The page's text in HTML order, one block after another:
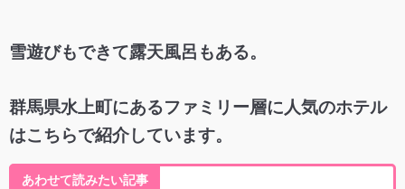
雪遊びもできて露天風呂もある。
群馬県水上町にあるファミリー層に人気のホテル
はこちらで紹介しています。
あわせて読みたい記事